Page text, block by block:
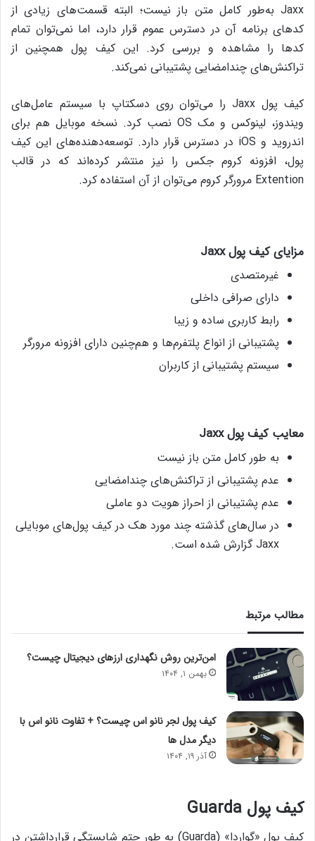
Jaxx به‌طور کامل متن باز نیست؛ البته قسمت‌های زیادی از
کدهای برنامه‌ آن در دسترس عموم قرار دارد، اما نمی‌توان تمام
کدها را مشاهده و بررسی کرد. این کیف پول همچنین از
تراکنش‌های چندامضایی پشتیبانی نمی‌کند.
کیف پول Jaxx را می‌توان روی دسکتاپ با سیستم عامل‌های
ویندوز، لینوکس و مک OS‌ نصب کرد. نسخه‌ موبایل هم برای
اندروید و iOS در دسترس قرار دارد. توسعه‌دهنده‌های این کیف
پول، افزونه‌ کروم جکس را نیز منتشر کرده‌اند که در قالب
Extention مرورگر کروم می‌توان از آن استفاده کرد.
مزایای کیف پولJaxx
غیرمتصدی
دارای صرافی داخلی
رابط کاربری ساده و زیبا
پشتیبانی از انواع پلتفرم‌ها و هم‌چنین دارای افزونه‌ مرورگر
سیستم پشتیبانی از کاربران
معایب کیف پولJaxx
به طور کامل متن باز نیست
عدم پشتیبانی از تراکنش‌های چندامضایی
عدم پشتیبانی از احراز هویت دو عاملی
در سال‌های گذشته چند مورد هک در کیف پول‌های موبایلی
Jaxx گزارش شده است.
مطالب مرتبط
امن‌ترین روش نگهداری ارزهای دیجیتال چیست؟
بهمن ۱, ۱۴۰۴
کیف پول لجر نانو اس چیست؟ + تفاوت نانو اس با
دیگر مدل ها
آذر ۱۹, ۱۴۰۴
کیف پول Guarda
کیف پول «گواردا» (Guarda) به طور حتم شایستگی قرارداشتن در